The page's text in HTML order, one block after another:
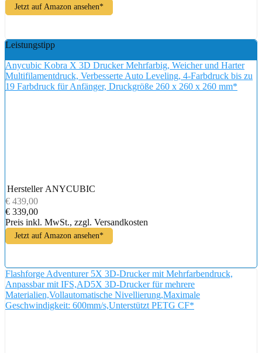
Jetzt auf Amazon ansehen*
Leistungstipp
Anycubic Kobra X 3D Drucker Mehrfarbig, Weicher und Harter
Multifilamentdruck, Verbesserte Auto Leveling, 4-Farbdruck bis zu
19 Farbdruck für Anfänger, Druckgröße 260 x 260 x 260 mm*
Hersteller ANYCUBIC
€ 439,00
€ 339,00
Preis inkl. MwSt., zzgl. Versandkosten
Jetzt auf Amazon ansehen*
Flashforge Adventurer 5X 3D-Drucker mit Mehrfarbendruck,
Anpassbar mit IFS,AD5X 3D-Drucker für mehrere
Materialien,Vollautomatische Nivellierung,Maximale
Geschwindigkeit: 600mm/s,Unterstützt PETG CF*